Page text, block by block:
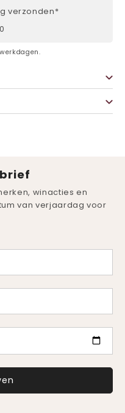
verzonden*
winacties en
van verjaardag voor